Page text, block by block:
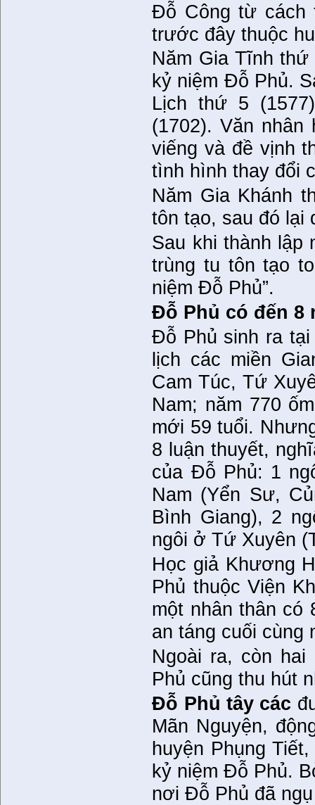
Đỗ Công từ cách
trước đây thuộc
Năm Gia Tĩnh
kỷ niệm Đỗ Phủ.
Lịch thứ 5
(1702). Văn
viếng và đề vịnh
tình hình thay đổi
Năm Gia Khánh
tôn tạo, sau đó lại
Sau khi thành lập
trùng tu tôn tạo
niệm Đỗ Phủ”.
Đỗ Phủ có đến 8
Đỗ Phủ sinh ra
lịch các miền
Cam Túc, Tứ
Nam; năm 770
mới 59 tuổi.
8 luận thuyết,
của Đỗ Phủ: 1
Nam (Yển Sư,
Bình Giang), 2
ngôi ở Tứ Xuyên
Học giả Khương
Phủ thuộc Viện
một nhân thân có
an táng cuối cùng
Ngoài ra, còn
Phủ cũng thu hút
Đỗ Phủ tây các
Mãn Nguyện,
huyện Phụng
kỷ niệm Đỗ Phủ.
nơi Đỗ Phủ đã